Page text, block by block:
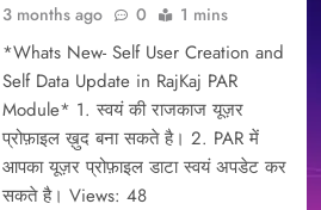
3 months ago
0 1 mins
*Whats New- Self User Creation and
Self Data Update in RajKaj PAR
Module* 1. स्वयं की राजकाज यूज़र
प्रोफ़ाइल ख़ुद बना सकते है। 2. PAR में
आपका यूज़र प्रोफ़ाइल डाटा स्वयं अपडेट कर
सकते है। Views: 48